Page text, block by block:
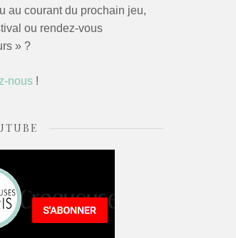
au courant du prochain jeu,
ou rendez-vous
» ?
nous!